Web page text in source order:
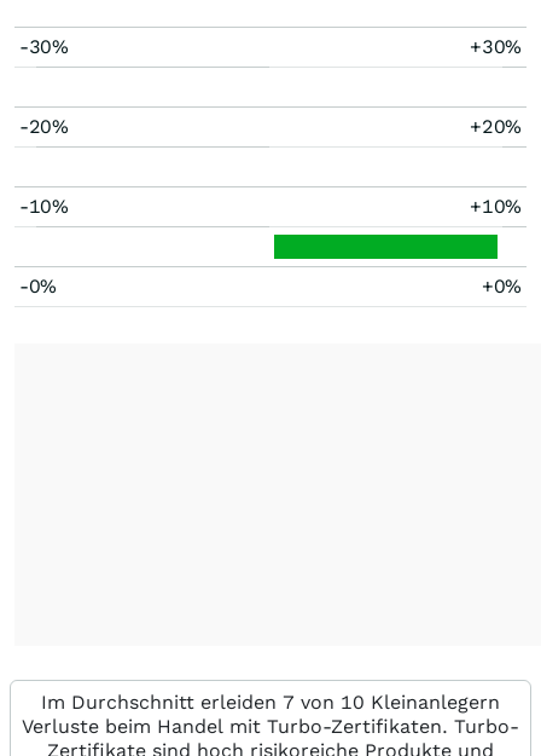
-30% +30%
-20% +20%
-10% +10%
-0% +0%
Im Durchschnitt erleiden 7 von 10 Kleinanlegern
Verluste beim Handel mit Turbo-Zertifikaten. Turbo-
Zertifikate sind hoch risikoreiche Produkte und